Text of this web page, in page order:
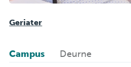
Geriater
Campus
Deurne